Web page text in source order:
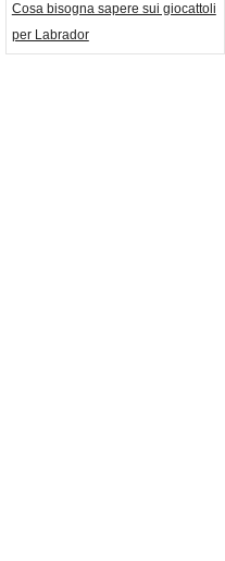
Cosa bisogna sapere sui giocattoli
per Labrador